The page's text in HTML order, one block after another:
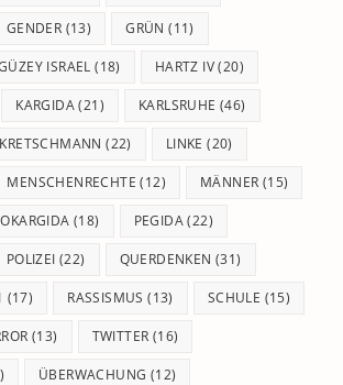
GENDER (13) GRÜN (11)
ISRAEL (18) HARTZ IV(20)
KARGIDA(21) KARLSRUHE (46)
KRETSCHMANN (22) LINKE (20)
MENSCHENRECHTE (12) MÄNNER (15)
(18) PEGIDA(22)
POLIZEI (22) QUERDENKEN (31)
(17) RASSISMUS (13) SCHULE (15)
(13) TWITTER (16)
ÜBERWACHUNG (12)